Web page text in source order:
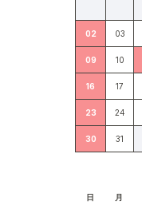
02 03
09 10
16 17
23 24
30 31
日 月